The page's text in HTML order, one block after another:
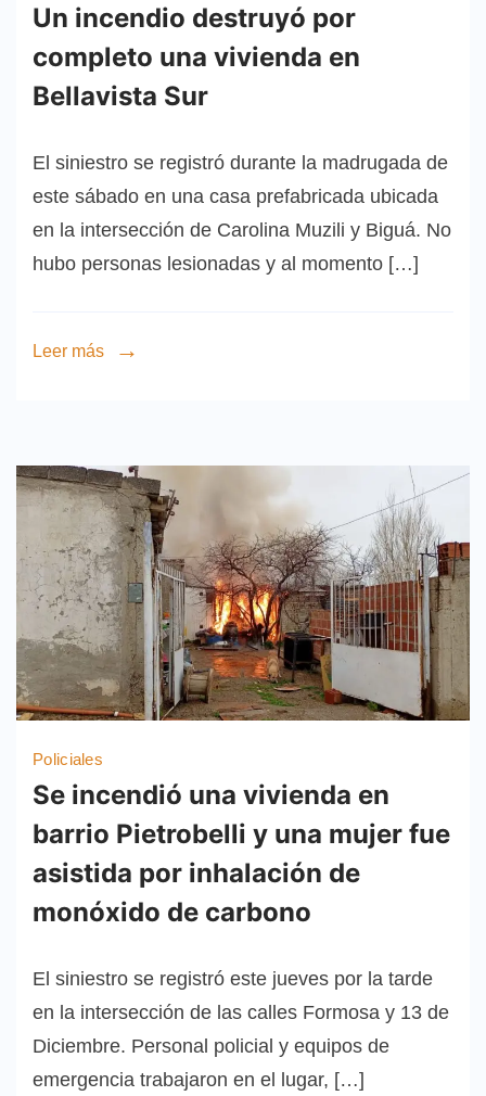
Un incendio destruyó por
completo una vivienda en
Bellavista Sur
El siniestro se registró durante la madrugada de
este sábado en una casa prefabricada ubicada
en la intersección de Carolina Muzili y Biguá. No
hubo personas lesionadas y al momento […]
Leer más
Policiales
Se incendió una vivienda en
barrio Pietrobelli y una mujer fue
asistida por inhalación de
monóxido de carbono
El siniestro se registró este jueves por la tarde
en la intersección de las calles Formosa y 13 de
Diciembre. Personal policial y equipos de
emergencia trabajaron en el lugar, […]